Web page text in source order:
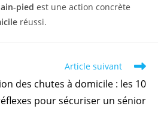
pied est une action concrète
réussi.
Article suivant
des chutes à domicile : les 10
pour sécuriser un sénior